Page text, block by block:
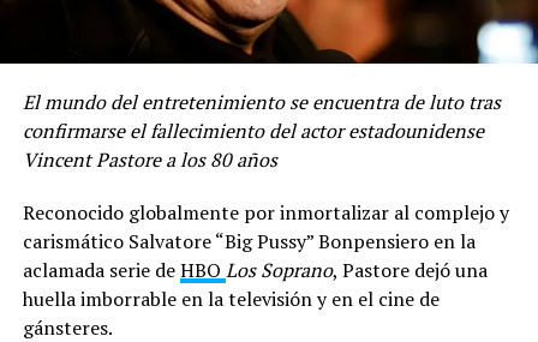
El mundo del entretenimiento se encuentra de luto tras
confirmarse el fallecimiento del actor estadounidense
Vincent Pastore a los 80 años
Reconocido globalmente por inmortalizar al complejo y
carismático Salvatore “Big Pussy” Bonpensiero en la
aclamada serie deHBO Los Soprano, Pastore dejó una
huella imborrable en la televisión y en el cine de
gánsteres.